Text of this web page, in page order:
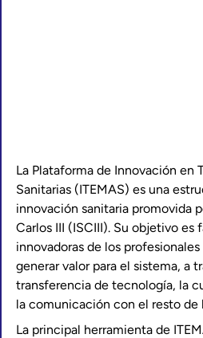
La Plataforma de Innovación en
Sanitarias (ITEMAS) es una
innovación sanitaria promovida
Carlos III (ISCIII). Su objetivo es
innovadoras de los
generar valor para el sistema, a
transferencia de tecnología, la
la comunicación con el resto de
La principal herramienta de